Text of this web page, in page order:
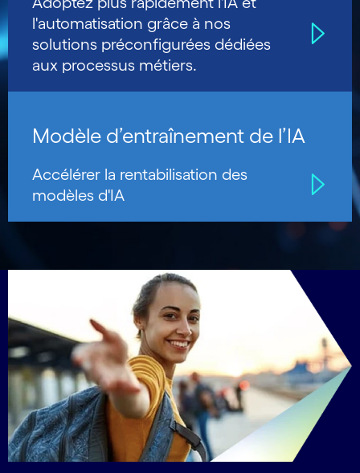
l'automatisation grâce à nos
solutions préconfigurées dédiées
aux processus métiers.
Modèle d’entraînement de l’IA
Accélérer la rentabilisation des
modèles d'IA